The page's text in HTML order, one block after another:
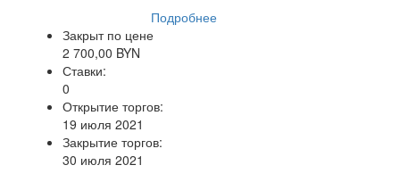
Подробнее
Закрыт по цене
2 700,00 BYN
Ставки:
0
Открытие торгов:
19 июля 2021
Закрытие торгов:
30 июля 2021